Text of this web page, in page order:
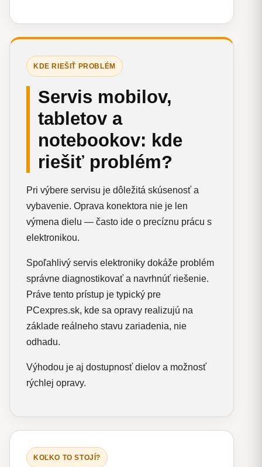
KDE RIEŠIŤ PROBLÉM
Servis mobilov,
tabletov a
notebookov: kde
riešiť problém?
Pri výbere servisu je dôležitá skúsenosť a
vybavenie. Oprava konektora nie je len
výmena dielu — často ide o precíznu prácu s
elektronikou.
Spoľahlivý servis elektroniky dokáže problém
správne diagnostikovať a navrhnúť riešenie.
Práve tento prístup je typický pre
PCexpres.sk, kde sa opravy realizujú na
základe reálneho stavu zariadenia, nie
odhadu.
Výhodou je aj dostupnosť dielov a možnosť
rýchlej opravy.
KOĽKO TO STOJÍ?